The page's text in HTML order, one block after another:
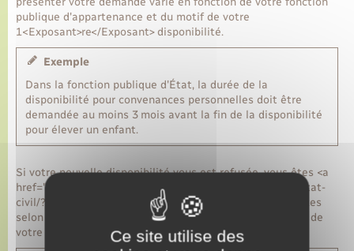
publique d'appartenance et du motif de votre
1<Exposant>re</Exposant> disponibilité.
Exemple
Dans la fonction publique d'État, la durée de la
disponibilité pour convenances personnelles doit être
demandée au moins 3 mois avant la fin de la disponibilité
pour élever un enfant.
Si votre nouvelle disponibilité vous est refusée, vous êtes <a
href="https://www.lyons-la-foret.fr/demander-un-acte-detat-
civil/?xml=F544">réintégré</a> dans les conditions prévues
selon votre fonction publique d'appartenance et le motif de
votre 1<Exposant>re</Exposant> disponibilité.
Ce site utilise des